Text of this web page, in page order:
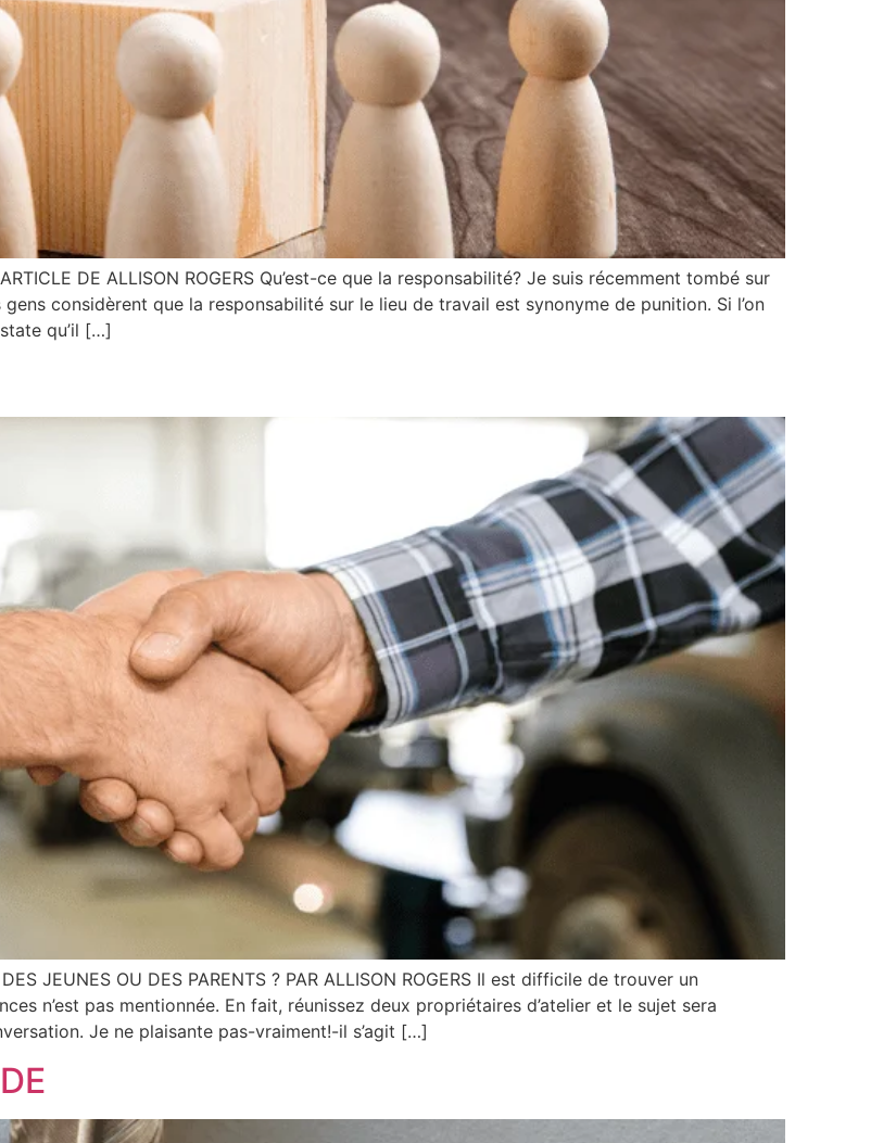
ARTICLE DE ALLISON ROGERS Qu’est-ce que la responsabilité? Je suis récemment tombé sur
considèrent que la responsabilité sur le lieu de travail est synonyme de punition. Si l’on
qu’il […]
JEUNES OU DES PARENTS ? PAR ALLISON ROGERS Il est difficile de trouver un
n’est pas mentionnée. En fait, réunissez deux propriétaires d’atelier et le sujet sera
Je ne plaisante pas-vraiment!-il s’agit […]